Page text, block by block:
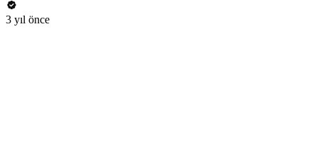
3 yıl önce